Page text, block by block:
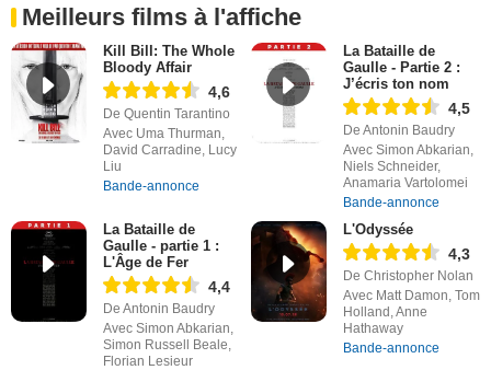
Meilleurs films à l'affiche
Kill Bill: The Whole
Bloody Affair
4,6
De Quentin Tarantino
Avec Uma Thurman,
David Carradine, Lucy
Liu
Bande-annonce
La Bataille de
Gaulle - Partie 2 :
J’écris ton nom
4,5
De Antonin Baudry
Avec Simon Abkarian,
Niels Schneider,
Anamaria Vartolomei
Bande-annonce
La Bataille de
Gaulle - partie 1 :
L'Âge de Fer
4,4
De Antonin Baudry
Avec Simon Abkarian,
Simon Russell Beale,
Florian Lesieur
L'Odyssée
4,3
De Christopher Nolan
Avec Matt Damon, Tom
Holland, Anne
Hathaway
Bande-annonce